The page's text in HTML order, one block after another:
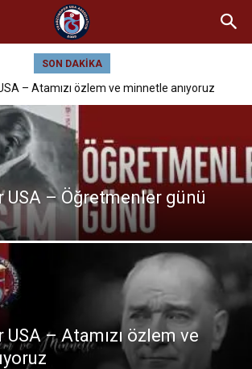
SON DAKIKA
– Atamızı özlem ve minnetle anıyoruz
USA – Öğretmenler günü
– Atamızı özlem ve